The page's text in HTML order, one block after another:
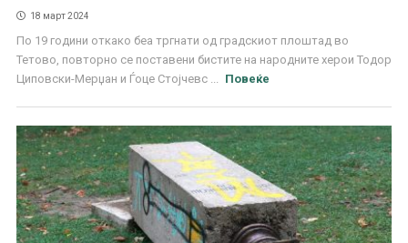
18 март 2024
По 19 години откако беа тргнати од градскиот плоштад во
Тетово, повторно се поставени бистите на народните херои Тодор
Циповски-Мерџан и Ѓоце Стојчевс ...
Повеќе